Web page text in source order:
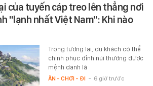
của tuyến cáp treo lên thẳng nơi
"lạnh nhất Việt Nam": Khi nào
Trong tương lai, du khách có thể
chinh phục đỉnh núi thường được
mệnh danh là
ĂN - CHƠI - ĐI - 6 giờ trước